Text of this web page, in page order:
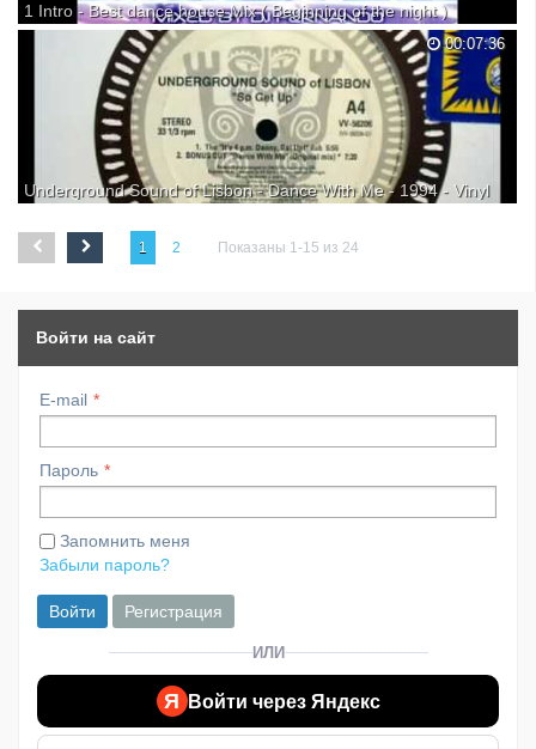
1 Intro - Best dance house Mix ( Beginning of the night )
ANUAL MIX 2010 MIXED MY DJ FERNANDO LINK DA LISTA:00:07:36
Underground Sound of Lisbon - Dance With Me - 1994 - Vinyl
some of my vinyl's collection. Enjoy it !
1 2 Показаны 1-15 из 24
Войти на сайт
E-mail
Пароль
Запомнить меня
Забыли пароль?
Войти Регистрация
ИЛИ
Я Войти через Яндекс